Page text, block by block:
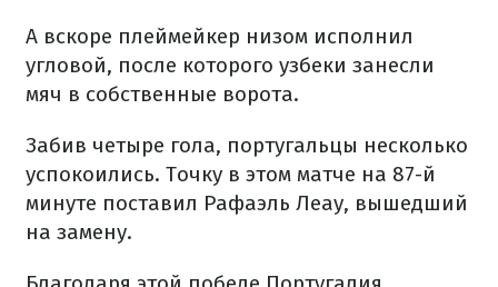
А вскоре плеймейкер низом исполнил
угловой, после которого узбеки занесли
мяч в собственные ворота.
Забив четыре гола, португальцы несколько
успокоились. Точку в этом матче на 87-й
минуте поставил Рафаэль Леау, вышедший
на замену.